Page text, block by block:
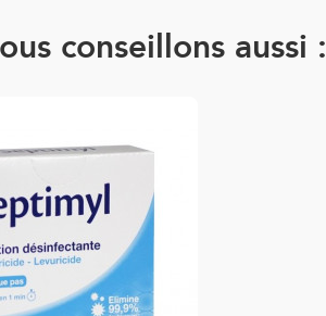
conseillons aussi :